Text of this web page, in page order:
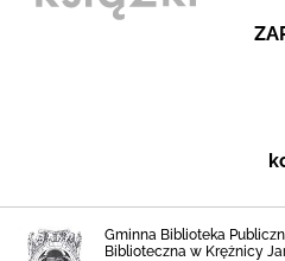
Gminna Biblioteka
Biblioteczna w Krężnicy